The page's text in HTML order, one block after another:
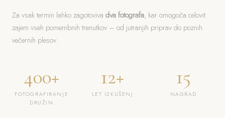
Za vsak termin lahko zagotoviva dva fotografa, kar omogoča celovit
zajem vseh pomembnih trenutkov – od jutranjih priprav do poznih
večernih plesov.
400+
FOTOGRAFIRANJE
DRUŽIN
12+
LET IZKUŠENJ
15
NAGRAD